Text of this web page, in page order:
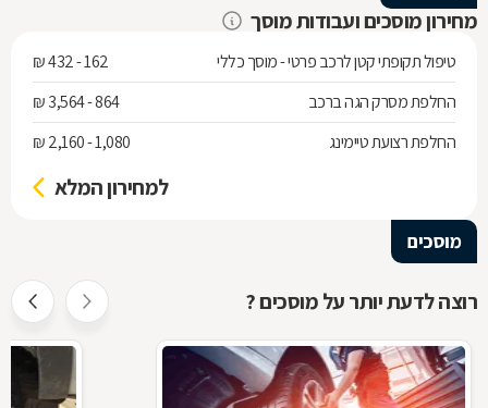
מחירון מוסכים ועבודות מוסך
טיפול תקופתי קטן לרכב פרטי - מוסך כללי
162 - 432 ₪
החלפת מסרק הגה ברכב
864 - 3,564 ₪
החלפת רצועת טיימינג
1,080 - 2,160 ₪
למחירון המלא
מוסכים
רוצה לדעת יותר על מוסכים ?